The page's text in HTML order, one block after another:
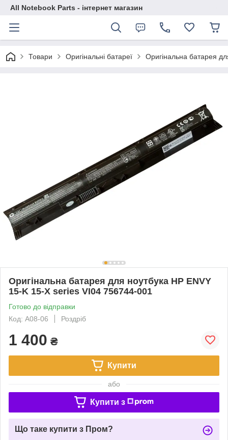
All Notebook Parts - інтернет магазин
Товари Оригінальні батареї Оригінальна батарея
Оригінальна батарея для ноутбука HP ENVY
15-K 15-X series VI04 756744-001
Готово до відправки
Код: A08-06
Роздріб
1 400 ₴
Купити
або
Купити з
Що таке купити з Пром?